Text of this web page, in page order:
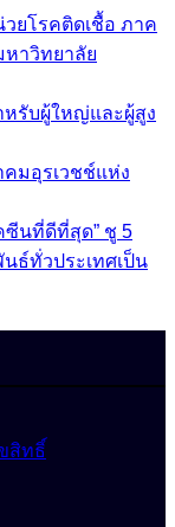
ยโรคติดเชื้อ ภาค
าวิทยาลัย
รับผู้ใหญ่และผู้สูง
มอุรเวชช์แห่ง
ซีนที่ดีที่สุด” ชู 5
ธ์ทั่วประเทศเป็น
สิทธิ์